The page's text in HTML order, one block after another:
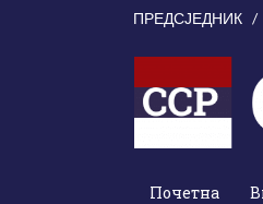
ПРЕДСЈЕДНИК
Почетна